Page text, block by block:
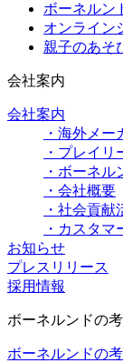
ボーネルン
オンライン
親子のあそ
会社案内
会社案内
・海外メー
・プレイ
・ボーネル
・会社概要
・社会貢献
・カスタ
お知らせ
プレスリリース
採用情報
ボーネルンドの考
ボーネルンドの考